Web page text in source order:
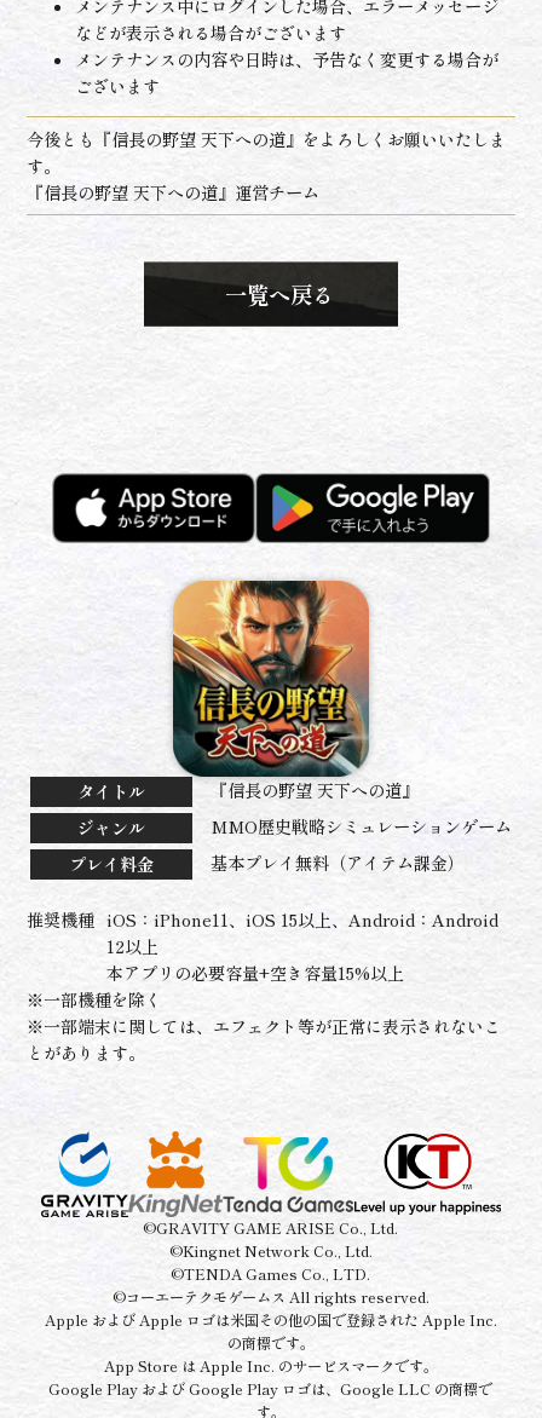
メンテナンス中にログインした場合、エラーメッセージ
などが表示される場合がございます
メンテナンスの内容や日時は、予告なく変更する場合が
ございます
今後とも『信長の野望 天下への道』をよろしくお願いいたしま
す。
『信長の野望 天下への道』運営チーム
一覧へ戻る
タイトル
『信長の野望 天下への道』
ジャンル
MMO歴史戦略シミュレーションゲーム
プレイ料金
基本プレイ無料（アイテム課金）
推奨機種 iOS：iPhone11、iOS 15以上、Android：Android
12以上
本アプリの必要容量+空き容量15%以上
※一部機種を除く
※一部端末に関しては、エフェクト等が正常に表示されないこ
とがあります。
©GRAVITY GAME ARISE Co., Ltd.
©Kingnet Network Co., Ltd.
©TENDA Games Co., LTD.
©コーエーテクモゲームス All rights reserved.
Apple および Apple ロゴは米国その他の国で登録された Apple Inc.
の商標です。
App Store は Apple Inc. のサービスマークです。
Google Play および Google Play ロゴは、Google LLC の商標で
す。